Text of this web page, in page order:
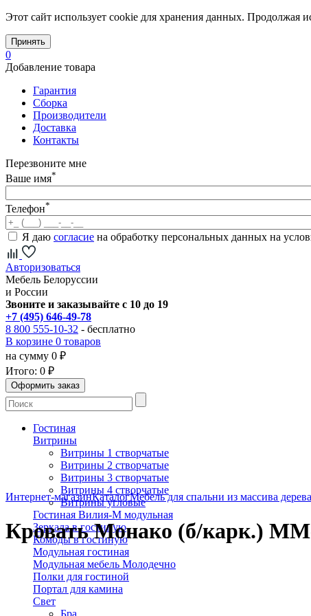
Этот сайт использует cookie для хранения данных. Продолжая
Принять
0
Добавление товара
Гарантия
Сборка
Производители
Доставка
Контакты
Перезвоните мне
Ваше имя*
Телефон*
Я даю согласие на обработку персональных данных на
Авторизоваться
Мебель Белоруссии
и России
Звоните и заказывайте с 10 до 19
+7 (495) 646-49-78
8 800 555-10-32 - бесплатно
В корзине 0 товаров
на сумму 0 ₽
Итого: 0 ₽
Гостиная
Витрины
Витрины 1 створчатые
Витрины 2 створчатые
Витрины 3 створчатые
Витрины 4 створчатые
Витрины угловые
Гостиная Вилия-М модульная
Зеркала в гостиную
Комоды в гостиную
Модульная гостиная
Модульная мебель Молодечно
Полки для гостиной
Портал для камина
Свет
Интернет-магазинКаталогМебель для спальни из массива дерева
Кровать Монако (б/карк.)